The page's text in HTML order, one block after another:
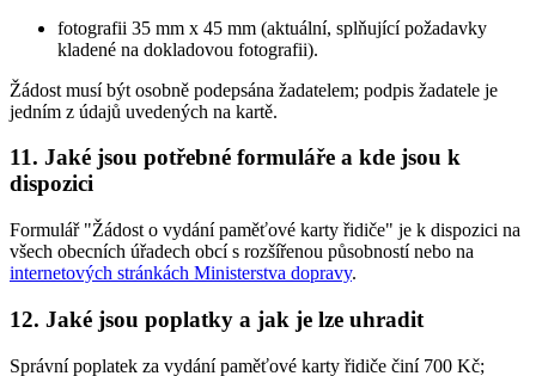
fotografii 35 mm x 45 mm (aktuální, splňující požadavky
kladené na dokladovou fotografii).
Žádost musí být osobně podepsána žadatelem; podpis žadatele je
jedním z údajů uvedených na kartě.
11. Jaké jsou potřebné formuláře a kde jsou k
dispozici
Formulář "Žádost o vydání paměťové karty řidiče" je k dispozici na
všech obecních úřadech obcí s rozšířenou působností nebo na
internetových stránkách Ministerstva dopravy.
12. Jaké jsou poplatky a jak je lze uhradit
Správní poplatek za vydání paměťové karty řidiče činí 700 Kč;